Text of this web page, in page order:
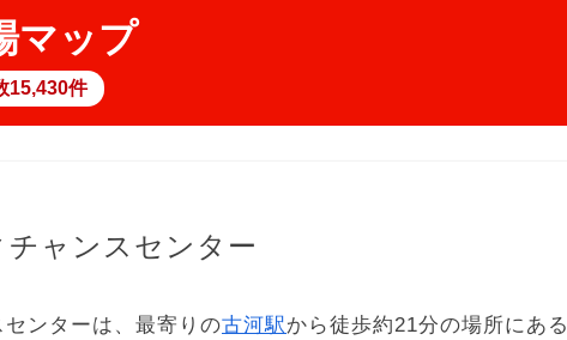
マップ
15,430件
ャンスセンター
ンターは、最寄りの古河駅から徒歩約21分の場所にある